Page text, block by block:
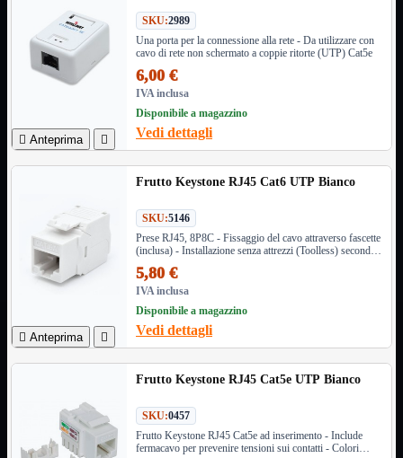
Supporti
Tablet
Tastiere 
UPS
Varie
Webcam
Networking
Antenne WiFi
Firewall
NAS
NAS Ricondizionato
PowerLine
Ripetitore WiFi
Router
Scheda di Rete
Switch POE
Switch Rete
VOIP 
WiFi 
Access Point
Uso Esterno
Uso Interno
 Anteprima 
SKU:2989
Una porta per la connessione alla rete - Da utilizzare con
cavo di rete non schermato a coppie ritorte (UTP) Cat5e
6,00 €
IVA inclusa
Disponibile a magazzino
Vedi dettagli
 Anteprima 
Frutto Keystone RJ45 Cat6 UTP Bianco
SKU:5146
Prese RJ45, 8P8C - Fissaggio del cavo attraverso fascette
(inclusa) - Installazione senza attrezzi (Toolless) secondo
5,80 €
IVA inclusa
Disponibile a magazzino
Vedi dettagli
Frutto Keystone RJ45 Cat5e UTP Bianco
SKU:0457
Frutto Keystone RJ45 Cat5e ad inserimento - Include
fermacavo per prevenire tensioni sui contatti - Colori